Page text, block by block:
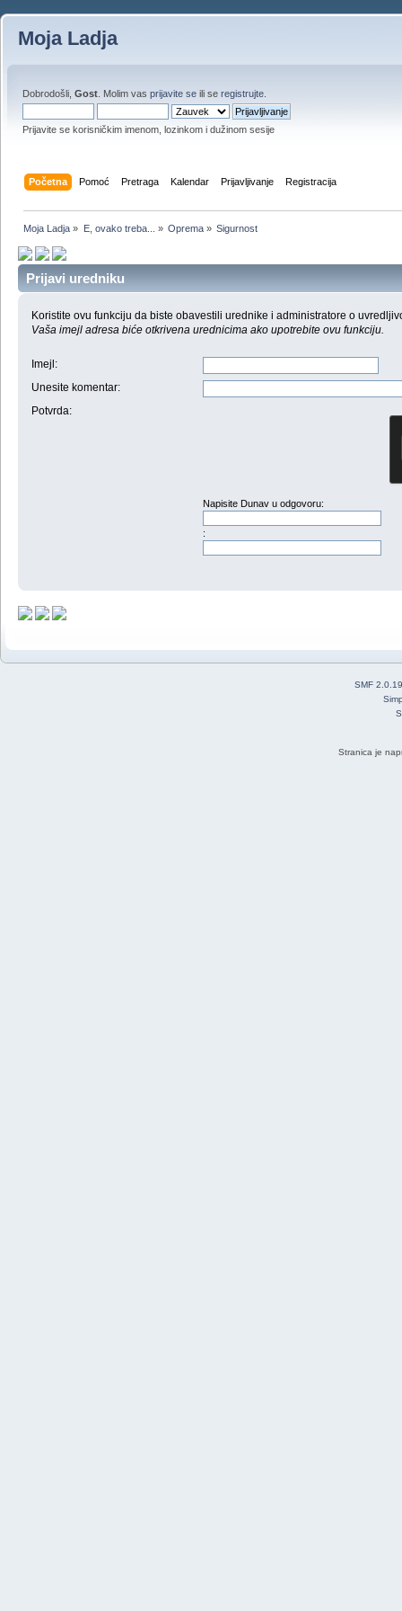
Moja Ladja
Dobrodošli, Gost . Molim vas prijavite se ili se registrujte
Prijavite se korisničkim imenom, lozinkom i dužinom sesije
Početna Pomoć Pretraga Kalendar Prijavljivanje Registracija
Moja Ladja » E, ovako treba... » Oprema» Sigurnost
Prijavi uredniku
Koristite ovu funkciju da biste obavestili urednike i administratore o
Vaša imejl adresa biće otkrivena urednicima ako upotrebite ovu funkciju.
Imejl :
Unesite komentar:
Potvrda:
Napisite Dunav u odgovoru:
:
SMF 2.0.19
Stranica je